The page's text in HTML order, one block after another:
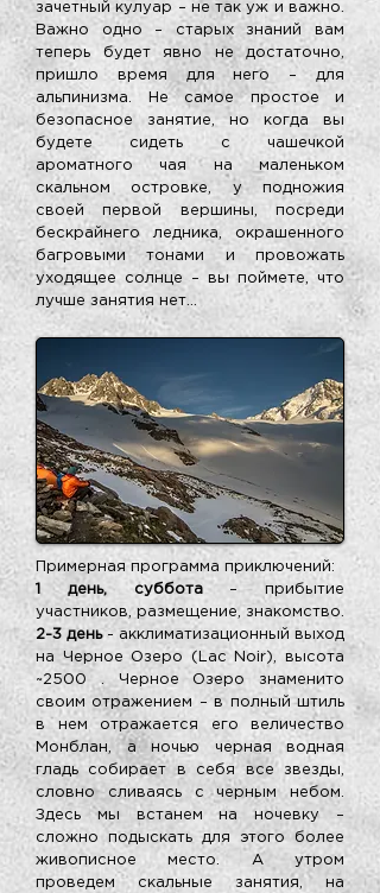
зачетный кулуар – не так уж и важно.
Важно одно – старых знаний вам
теперь будет явно не достаточно,
пришло время для него – для
альпинизма. Не самое простое и
безопасное занятие, но когда вы
будете сидеть с чашечкой
ароматного чая на маленьком
скальном островке, у подножия
своей первой вершины, посреди
бескрайнего ледника, окрашенного
багровыми тонами и провожать
уходящее солнце – вы поймете, что
лучше занятия нет…
Примерная программа приключений:
1 день, суббота– прибытие
участников, размещение, знакомство.
2-3 день- акклиматизационный выход
на Черное Озеро (Lac Noir), высота
~2500 . Черное Озеро знаменито
своим отражением – в полный штиль
в нем отражается его величество
Монблан, а ночью черная водная
гладь собирает в себя все звезды,
словно сливаясь с черным небом.
Здесь мы встанем на ночевку –
сложно подыскать для этого более
живописное место. А утром
проведем скальные занятия, на